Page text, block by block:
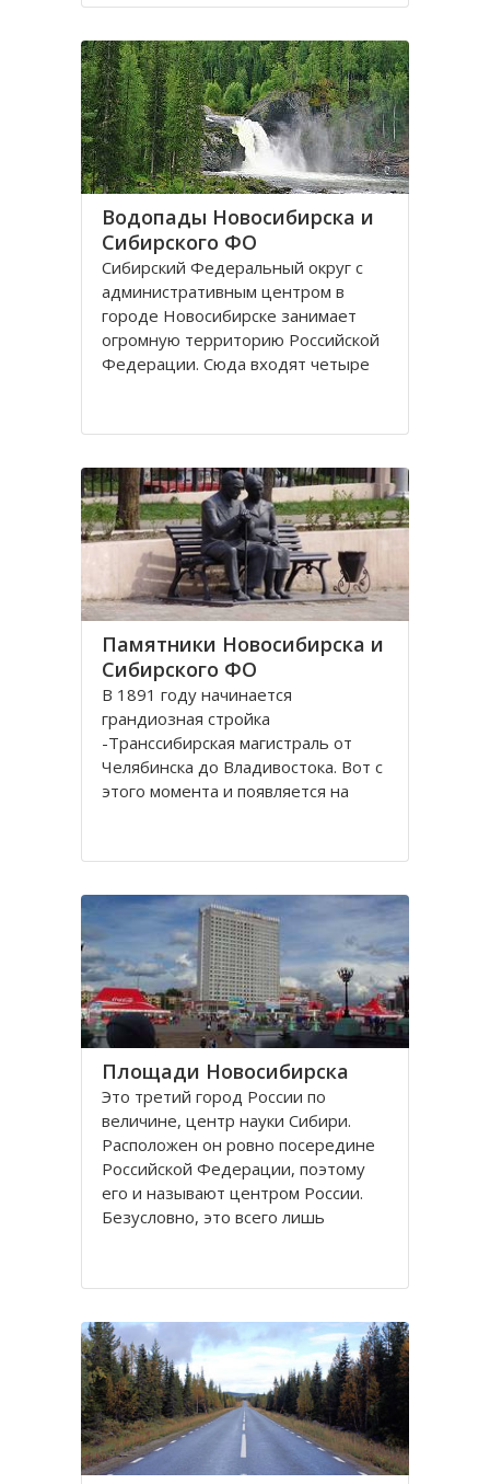
поселках, селах, деревнях. Главный
Крупные города Сибирского округа
это: Абакан и Ангарск; Барнаул и
Водопады Новосибирска и
Сибирского ФО
Сибирский Федеральный округ с
административным центром в
городе Новосибирске занимает
огромную территорию Российской
Федерации. Сюда входят четыре
– Алтайский и Красноярский, и
Кемеровская
Памятники Новосибирска и
Сибирского ФО
В 1891 году начинается
грандиозная стройка
-Транссибирская магистраль от
Челябинска до Владивостока. Вот с
этого момента и появляется на
История его существования
дорогой. Здесь стоит памятник-
паровоз Н.А
Площади Новосибирска
Это третий город России по
величине, центр науки Сибири.
Расположен он ровно посередине
Российской Федерации, поэтому
его и называют центром России.
Безусловно, это всего лишь
Площадей в Новосибирске
значительных в городе относятся